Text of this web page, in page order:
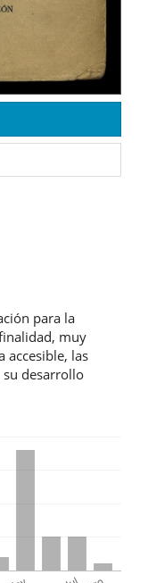
para la
muy
accesible, las
su desarrollo